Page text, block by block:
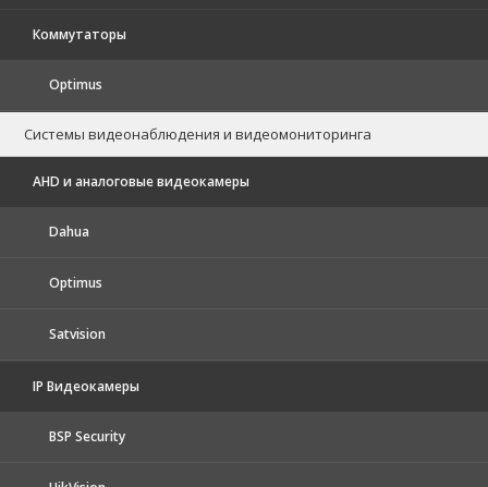
Коммутаторы
Optimus
Системы видеонаблюдения и видеомониторинга
AHD и аналоговые видеокамеры
Dahua
Optimus
Satvision
IP Видеокамеры
BSP Security